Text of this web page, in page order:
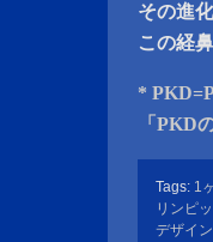
その進
この経
*
「PKD
Tags: 1
リンピ
デザイン